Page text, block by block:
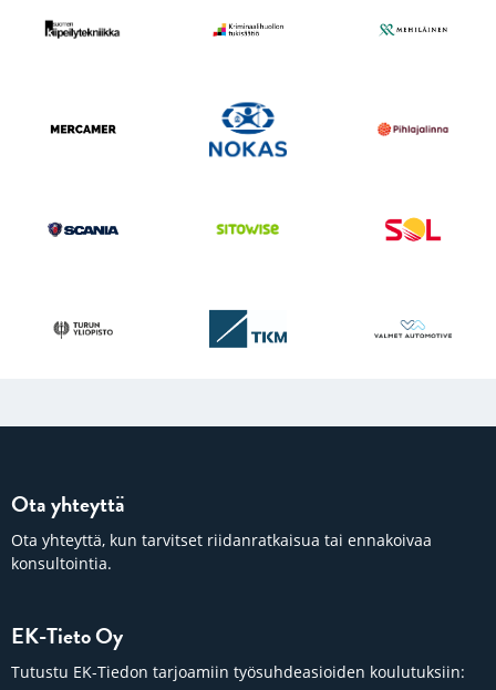
Ota yhteyttä
Ota yhteyttä, kun tarvitset riidanratkaisua tai ennakoivaa
konsultointia.
EK-Tieto Oy
Tutustu EK-Tiedon tarjoamiin työsuhdeasioiden koulutuksiin: